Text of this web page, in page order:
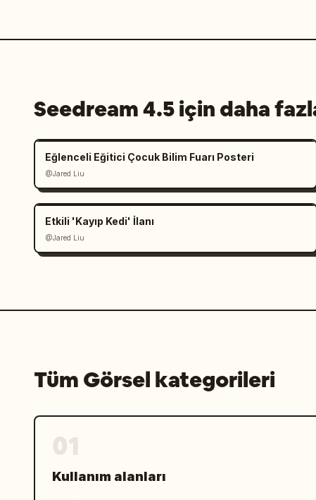
Seedream 4.5 için daha
Eğlenceli Eğitici Çocuk Bilim Fuarı Posteri
@Jared Liu
Etkili 'Kayıp Kedi' İlanı
@Jared Liu
Tüm Görsel kategorileri
Kullanım alanları